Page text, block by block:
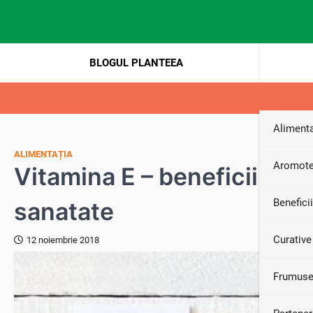
content
BLOGUL PLANTEEA
Curative
ALIMENTAȚIA
Vitamina E – beneficii, rol
sanatate
12 noiembrie 2018